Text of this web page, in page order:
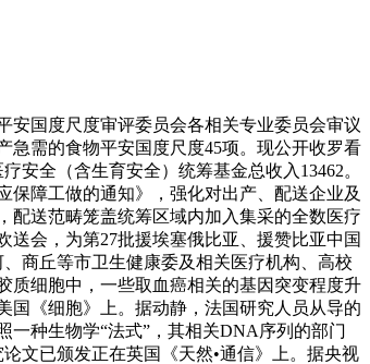
国度尺度审评委员会各相关专业委员会审议
急需的食物平安国度尺度45项。现公开收罗看
全（含生育安全）统筹基金总收入13462。
保障工做的通知》，强化对出产、配送企业及
配送范畴笼盖统筹区域内加入集采的全数医疗
会，为第27批援埃塞俄比亚、援赞比亚中国
商丘等市卫生健康委及相关医疗机构、高校
细胞中，一些取血癌相关的基因突变程度升
国《细胞》上。据动静，法国研究人员从导的
种生物学“法式”，其相关DNA序列的部门
文已颁发正在英国《天然•通信》上。据央视